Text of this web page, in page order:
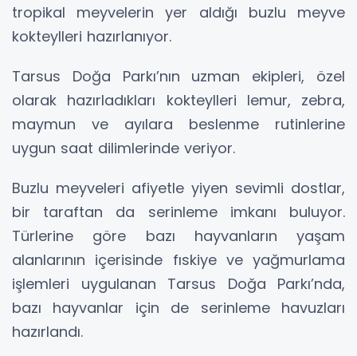
tropikal meyvelerin yer aldığı buzlu meyve
kokteylleri hazırlanıyor.
Tarsus Doğa Parkı’nın uzman ekipleri, özel
olarak hazırladıkları kokteylleri lemur, zebra,
maymun ve ayılara beslenme rutinlerine
uygun saat dilimlerinde veriyor.
Buzlu meyveleri afiyetle yiyen sevimli dostlar,
bir taraftan da serinleme imkanı buluyor.
Türlerine göre bazı hayvanların yaşam
alanlarının içerisinde fıskiye ve yağmurlama
işlemleri uygulanan Tarsus Doğa Parkı’nda,
bazı hayvanlar için de serinleme havuzları
hazırlandı.